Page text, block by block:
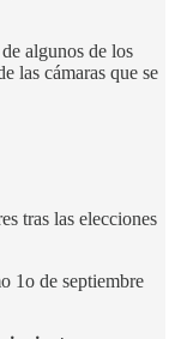
algunos de los
las cámaras que se
tras las elecciones
1o de septiembre